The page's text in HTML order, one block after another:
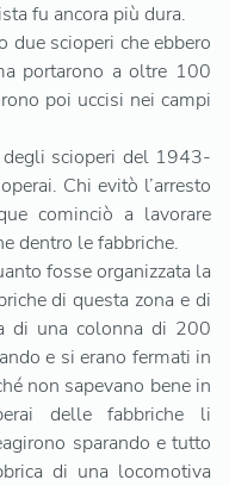
fu ancora più dura.
scioperi che ebbero
portarono a oltre 100
poi uccisi nei campi
degli scioperi del 1943-
Chi evitò l’arresto
cominciò a lavorare
dentro le fabbriche.
fosse organizzata la
di questa zona e di
di una colonna di 200
e si erano fermati in
non sapevano bene in
delle fabbriche li
sparando e tutto
di una locomotiva